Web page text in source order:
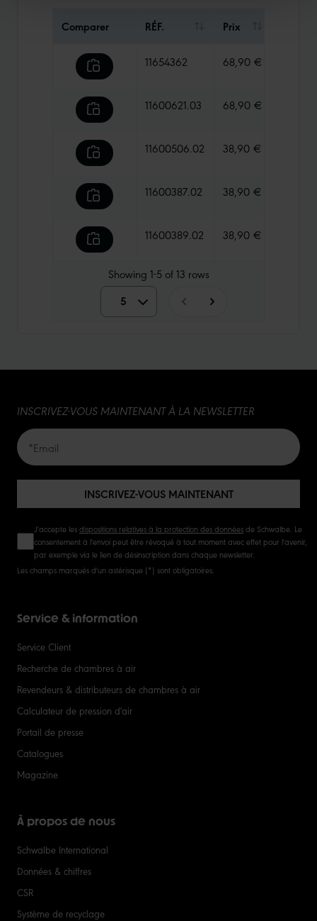
Comparer RÉF. Prix
11654362 68,90 €
11600621.03 68,90 €
11600506.02 38,90 €
11600387.02 38,90 €
11600389.02 38,90 €
Showing 1-5of13 rows
5 5
20
INSCRIVEZ-VOUS MAINTENANT À LA NEWSLETTER
INSCRIVEZ-VOUS MAINTENANT
J'accepte lesdispositions relatives à la protection des donnéesde Schwalbe. Le
consentement à l'envoi peut être révoqué à tout moment avec effet pour l'avenir,
par exemple via le lien de désinscription dans chaque newsletter.
Les champs marqués d'un astérisque (*) sont obligatoires.
Service & information
Service Client
Recherche de chambres à air
Revendeurs & distributeurs de chambres à air
Calculateur de pression d'air
Portail de presse
Catalogues
Magazine
À propos de nous
Schwalbe International
Données & chiffres
CSR
Système de recyclage